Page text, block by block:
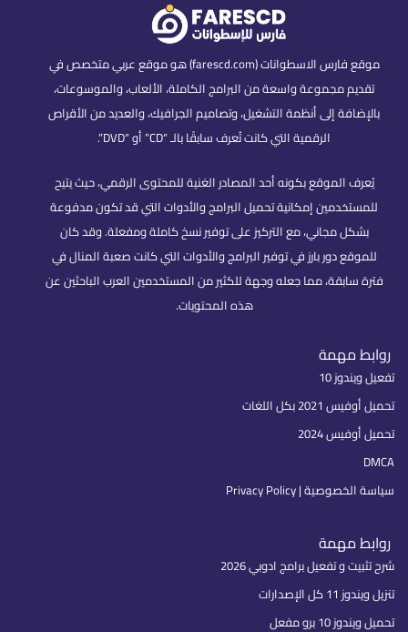
موقع فارس الاسطوانات (farescd.com) هو موقع عربي متخصص في
تقديم مجموعة واسعة من البرامج الكاملة، الألعاب، والموسوعات،
بالإضافة إلى أنظمة التشغيل، وتصاميم الجرافيك، والعديد من الأقراص
الرقمية التي كانت تُعرف سابقًا بالـ “CD” أو “DVD”.
يُعرف الموقع بكونه أحد المصادر الغنية للمحتوى الرقمي، حيث يتيح
للمستخدمين إمكانية تحميل البرامج والأدوات التي قد تكون مدفوعة
بشكل مجاني، مع التركيز على توفير نسخ كاملة ومفعلة. وقد كان
للموقع دور بارز في توفير البرامج والأدوات التي كانت صعبة المنال في
فترة سابقة، مما جعله وجهة للكثير من المستخدمين العرب الباحثين عن
هذه المحتويات.
روابط مهمة
تفعيل ويندوز 10
تحميل أوفيس 2021 بكل اللغات
تحميل أوفيس 2024
DMCA
سياسة الخصوصية | Privacy Policy
روابط مهمة
شرح تثبيت و تفعيل برامج ادوبي 2026
تنزيل ويندوز 11 كل الإصدارات
تحميل ويندوز 10 برو مفعل